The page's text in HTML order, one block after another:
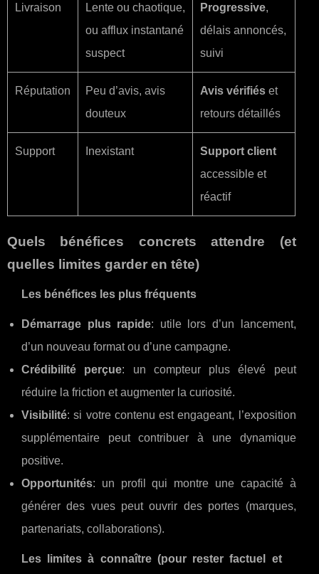
Livraison
Lente ou chaotique,
ou afflux instantané
suspect
Progressive,
délais annoncés,
suivi
Réputation
Peu d’avis, avis
douteux
Avis vérifiés et
retours détaillés
Support Inexistant
Support client
accessible et
réactif
Quels bénéfices concrets attendre (et
quelles limites garder en tête)
Les bénéfices les plus fréquents
Démarrage plus rapide: utile lors d’un lancement,
d’un nouveau format ou d’une campagne.
Crédibilité perçue: un compteur plus élevé peut
réduire la friction et augmenter la curiosité.
Visibilité: si votre contenu est engageant, l’exposition
supplémentaire peut contribuer à une dynamique
positive.
Opportunités: un profil qui montre une capacité à
générer des vues peut ouvrir des portes (marques,
partenariats, collaborations).
Les limites à connaître (pour rester factuel et